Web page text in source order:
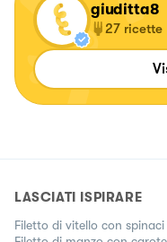
giuditta8
27 ricette
LASCIATI ISPIRARE
Filetto di vitello con